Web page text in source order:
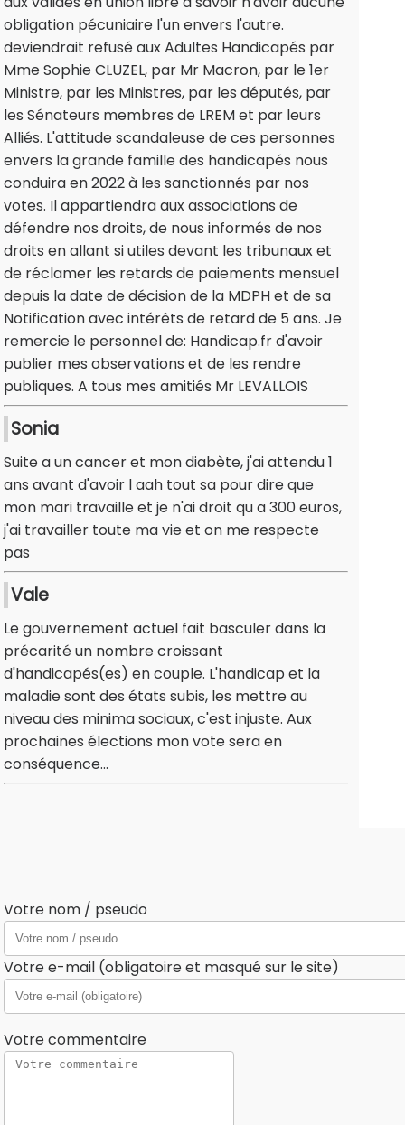
obligation pécuniaire l'un envers l'autre.
deviendrait refusé aux Adultes Handicapés par
Mme Sophie CLUZEL, par Mr Macron, par le 1er
Ministre, par les Ministres, par les députés, par
les Sénateurs membres de LREM et par leurs
Alliés. L'attitude scandaleuse de ces personnes
envers la grande famille des handicapés nous
conduira en 2022 à les sanctionnés par nos
votes. Il appartiendra aux associations de
défendre nos droits, de nous informés de nos
droits en allant si utiles devant les tribunaux et
de réclamer les retards de paiements mensuel
depuis la date de décision de la MDPH et de sa
Notification avec intérêts de retard de 5 ans. Je
remercie le personnel de: Handicap.fr d'avoir
publier mes observations et de les rendre
publiques. A tous mes amitiés Mr LEVALLOIS
Sonia
Suite a un cancer et mon diabète, j'ai attendu 1
ans avant d'avoir l aah tout sa pour dire que
mon mari travaille et je n'ai droit qu a 300 euros,
j'ai travailler toute ma vie et on me respecte
pas
Vale
Le gouvernement actuel fait basculer dans la
précarité un nombre croissant
d'handicapés(es) en couple. L'handicap et la
maladie sont des états subis, les mettre au
niveau des minima sociaux, c'est injuste. Aux
prochaines élections mon vote sera en
conséquence...
Votre nom / pseudo
Votre e-mail (obligatoire et masqué sur le site)
Votre commentaire